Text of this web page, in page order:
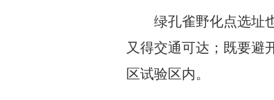
绿孔雀野化点选址也
又得交通可达；既要
区试验区内。